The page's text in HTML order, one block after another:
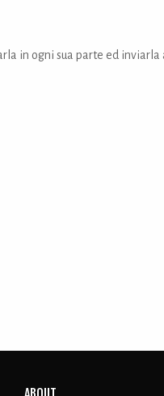
in ogni sua parte ed inviarla